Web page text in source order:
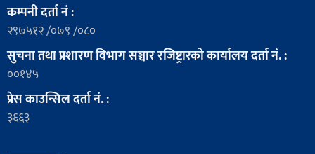
कम्पनी दर्ता नं :
२९७५१२ /०७९ /०८०
सुचना तथा प्रशारण विभाग सञ्चार रजिष्ट्रारको कार्यालय दर्ता नं. :
००१४५
प्रेस काउन्सिल दर्ता नं. :
३६६३